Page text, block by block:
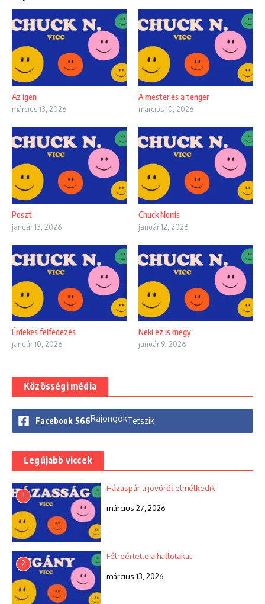
Az igen
március 13, 2026
A mester és a tenger
március 10, 2026
Poszt
január 13, 2026
Chuck Norris
január 12, 2026
Érdekes felfedezés
január 10, 2026
Neki ez is megy
január 9, 2026
Közösségi média
Facebook 566RajongókTetszik
Legújabb viccek
1
Házaspár a jövőről elmélkedik
március 27, 2026
2
Félreértette a hallotakat
március 13, 2026